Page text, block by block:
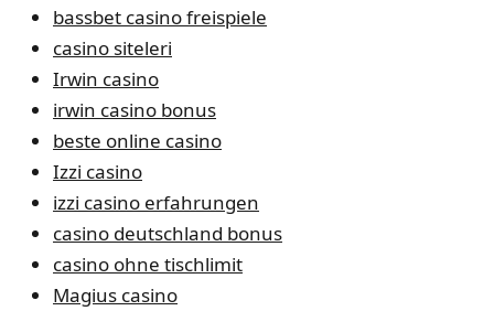
bassbet casino freispiele
casino siteleri
Irwin casino
irwin casino bonus
beste online casino
Izzi casino
izzi casino erfahrungen
casino deutschland bonus
casino ohne tischlimit
Magius casino